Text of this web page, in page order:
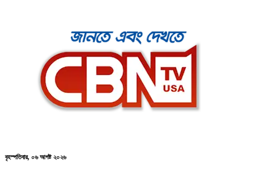
বৃহস্পতিবার, ০৬ আগষ্ট ২০২৬